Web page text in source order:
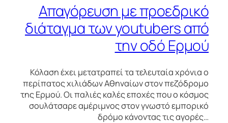
Απαγόρευση με προεδρικό
διάταγμα των youtubers από
την οδό Ερμού
Κόλαση έχει μετατραπεί τα τελευταία χρόνια ο
περίπατος χιλιάδων Αθηναίων στον πεζόδρομο
της Ερμού. Οι παλιές καλές εποχές που ο κόσμος
σουλάτσαρε αμέριμνος στον γνωστό εμπορικό
δρόμο κάνοντας τις αγορές…